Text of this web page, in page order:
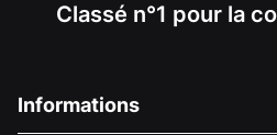
Classé n°1 pour la
Informations